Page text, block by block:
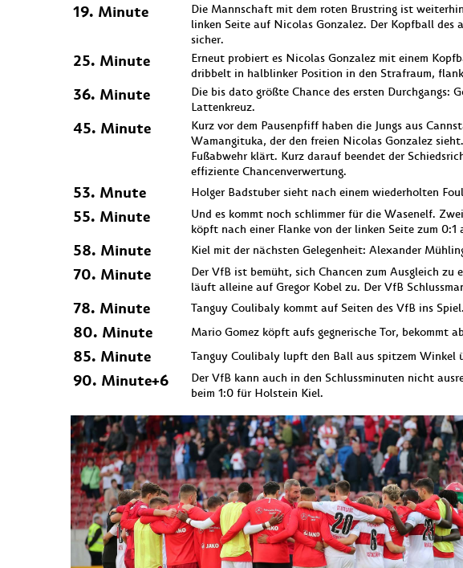
19. Minute
Die Mannschaft mit dem roten Brustring ist
linken Seite auf Nicolas Gonzalez. Der Kopfball
sicher.
25. Minute
Erneut probiert es Nicolas Gonzalez mit einem
dribbelt in halblinker Position in den Strafraum,
36. Minute
Die bis dato größte Chance des ersten
Lattenkreuz.
45. Minute
Kurz vor dem Pausenpfiff haben die Jungs aus
Wamangituka, der den freien Nicolas Gonzalez
Fußabwehr klärt. Kurz darauf beendet der
effiziente Chancenverwertung.
53. Mnute Holger Badstuber sieht nach einem wiederholten
55. Minute
Und es kommt noch schlimmer für die Wasenelf.
köpft nach einer Flanke von der linken Seite zum 0:1
58. Minute Kiel mit der nächsten Gelegenheit: Alexander
70. Minute
Der VfB ist bemüht, sich Chancen zum Ausgleich
läuft alleine auf Gregor Kobel zu. Der VfB
78. Minute Tanguy Coulibaly kommt auf Seiten des VfB ins
80. Minute Mario Gomez köpft aufs gegnerische Tor, bekommt
85. Minute Tanguy Coulibaly lupft den Ball aus spitzem Winkel
90. Minute+6
Der VfB kann auch in den Schlussminuten nicht
beim 1:0 für Holstein Kiel.